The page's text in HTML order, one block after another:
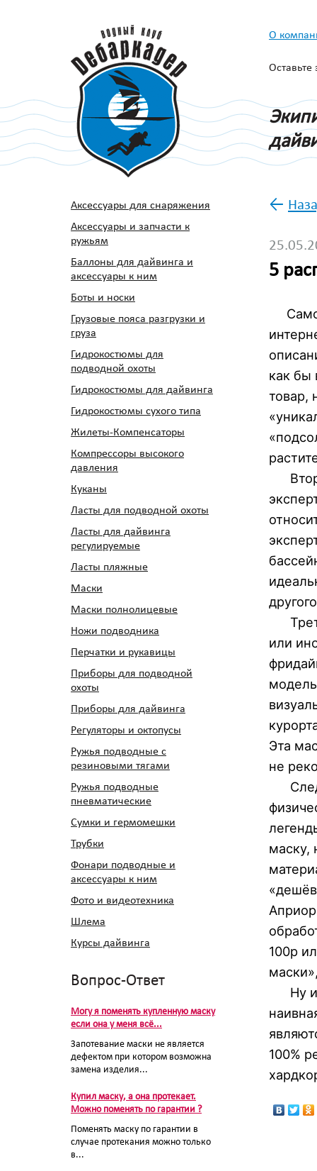
О
Аксессуары для снаряжения
Аксессуары и запчасти к
ружьям
Баллоны для дайвинга и
аксессуары к ним
Боты и носки
Грузовые пояса разгрузки и
груза
Гидрокостюмы для
подводной охоты
Гидрокостюмы для дайвинга
Гидрокостюмы сухого типа
Жилеты-Компенсаторы
Компрессоры высокого
давления
Куканы
Ласты для подводной охоты
Ласты для дайвинга
регулируемые
Ласты пляжные
Маски
Маски полнолицевые
Ножи подводника
Перчатки и рукавицы
Приборы для подводной
охоты
Приборы для дайвинга
Регуляторы и октопусы
Ружья подводные с
резиновыми тягами
Ружья подводные
пневматические
Сумки и гермомешки
Трубки
Фонари подводные и
аксессуары к ним
Фото и видеотехника
Шлема
Курсы дайвинга
Вопрос-Ответ
Могу я поменять купленную маску
если она у меня всё...
Запотевание маски не является
дефектом при котором возможна
замена изделия...
Купил маску, а она протекает.
Можно поменять по гарантии ?
Поменять маску по гарантии в
случае протекания можно только
в...
←
5
как бы
товар,
или
Эта
не
маску,
100р
Ну и
100%